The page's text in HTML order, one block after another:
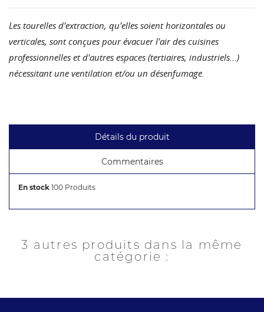
Les tourelles d'extraction, qu'elles soient horizontales ou
verticales, sont conçues pour évacuer l'air des cuisines
professionnelles et d'autres espaces (tertiaires, industriels...)
nécessitant une ventilation et/ou un désenfumage.
Détails du produit
Commentaires
En stock 100 Produits
3 autres produits dans la même
catégorie :